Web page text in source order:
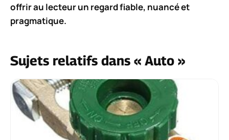
offrir au lecteur un regard fiable, nuancé et
pragmatique.
Sujets relatifs dans « Auto »